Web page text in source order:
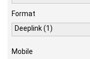
Format
Deeplink (1)
Mobile